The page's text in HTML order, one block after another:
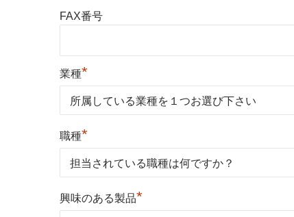
FAX番号
業種*
職種*
興味のある製品*